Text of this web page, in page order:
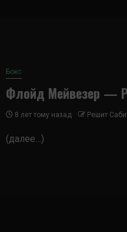
Бокс
Флойд Мейвезер —
8 лет тому назад Решит
(далее…)